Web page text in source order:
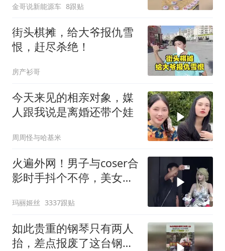
金哥说新能源车 8跟贴
街头棋摊，给大爷报仇雪
恨，赶尽杀绝！
房产衫哥
今天来见的相亲对象，媒
人跟我说是离婚还带个娃
周周怪与哈基米
火遍外网！男子与coser合
影时手抖个不停，美女做
玛丽姬丝 3337跟贴
如此贵重的钢琴只有两人
抬，差点报废了这台钢